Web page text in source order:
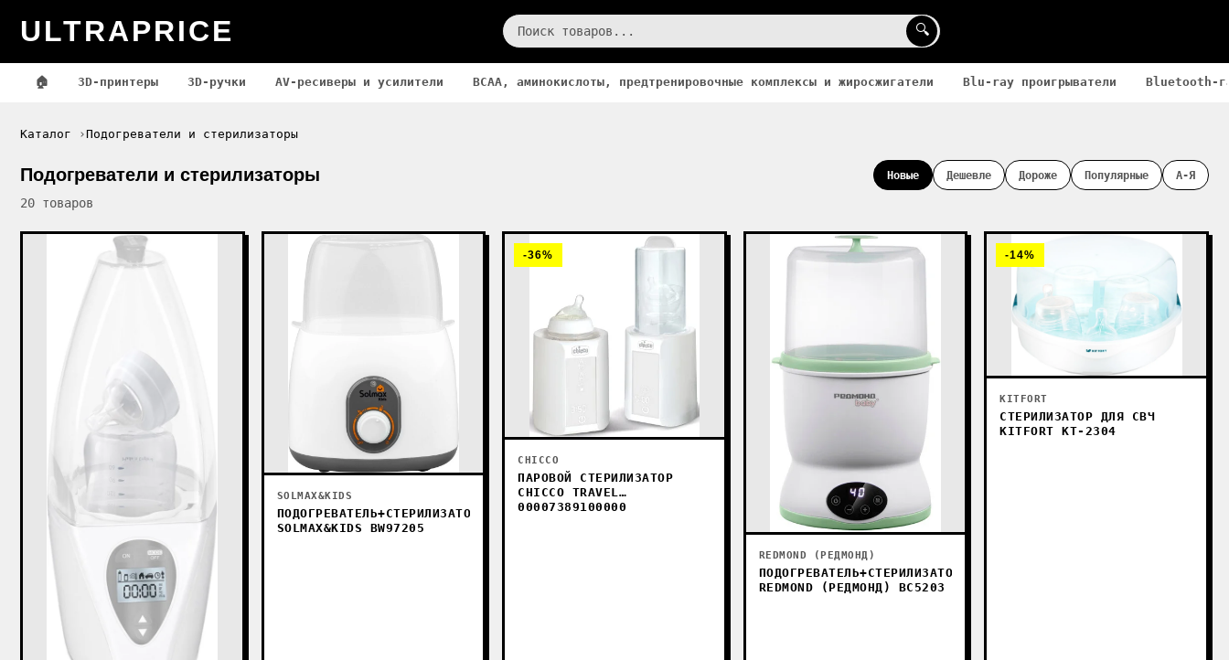
ULTRAPRICE 🔍
🏠 3D-принтеры 3D-ручки AV-ресиверы и усилители BCAA, аминокислоты, предтренировочные комплексы и жиросжигатели Blu-ray проигрыватели Bluetooth-
Каталог Подогреватели и стерилизаторы
Подогреватели и стерилизаторы
20 товаров
Новые Дешевле Дороже Популярные А-Я
SOLMAX&KIDS
ПОДОГРЕВАТЕЛЬ+СТЕРИЛИЗАТОР
SOLMAX&KIDS BW97205
-36%
CHICCO
ПАРОВОЙ СТЕРИЛИЗАТОР
CHICCO TRAVEL
00007389100000
REDMOND (РЕДМОНД)
ПОДОГРЕВАТЕЛЬ+СТЕРИЛИЗАТОР
REDMOND (РЕДМОНД) BC5203
-14%
KITFORT
СТЕРИЛИЗАТОР ДЛЯ СВЧ
KITFORT KT-2304